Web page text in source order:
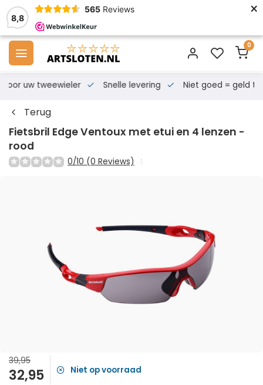
8,8
565 Reviews ×
0
voor uw tweewieler Snelle levering Niet goed = geld
Terug
Fietsbril Edge Ventoux met etui en 4 lenzen -
rood
0/10 (0 Reviews)
39,95
32,95 Niet op voorraad